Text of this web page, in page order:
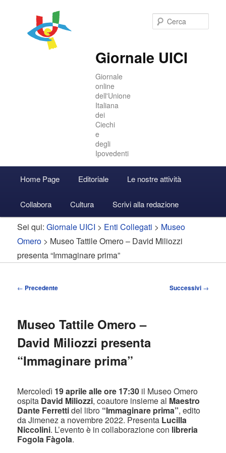
Giornale UICI
Giornale
online
dell'Unione
Italiana
dei
Ciechi
e
degli
Ipovedenti
principale
Vai
al
contenuto
principale
Vai
al
contenuto
secondario
Accedi
Home Page Editoriale Le nostre attività
Collabora Cultura Scrivi alla redazione
Sei qui:Giornale UICI > Enti Collegati > Museo
Omero > Museo Tattile Omero – David Miliozzi
presenta “Immaginare prima”
Navigazione
← Precedente Successivi →
Museo Tattile Omero –
David Miliozzi presenta
“Immaginare prima”
Mercoledì 19 aprile alle ore 17:30 il Museo Omero
ospita David Miliozzi, coautore insieme al Maestro
Dante Ferrettidel libro “Immaginare prima”, edito
da Jimenez a novembre 2022. Presenta Lucilla
Niccolini. L’evento è in collaborazione con libreria
Fogola Fàgola.